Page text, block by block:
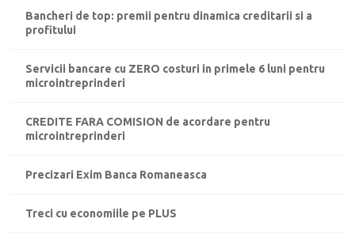
Bancheri de top: premii pentru dinamica creditarii si a
profitului
Servicii bancare cu ZERO costuri in primele 6 luni pentru
microintreprinderi
CREDITE FARA COMISION de acordare pentru
microintreprinderi
Precizari Exim Banca Romaneasca
Treci cu economiile pe PLUS